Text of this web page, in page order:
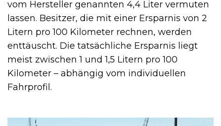
vom Hersteller genannten 4,4 Liter vermuten
lassen. Besitzer, die mit einer Ersparnis von 2
Litern pro 100 Kilometer rechnen, werden
enttäuscht. Die tatsächliche Ersparnis liegt
meist zwischen 1 und 1,5 Litern pro 100
Kilometer – abhängig vom individuellen
Fahrprofil.